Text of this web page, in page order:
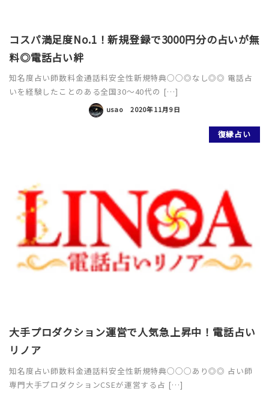
コスパ満足度No.1！新規登録で3000円分の占いが無
料◎電話占い絆
知名度占い師数料金通話料安全性新規特典○○◎なし◎◎ 電話占
いを経験したことのある全国30〜40代の […]
usao 2020年11月9日
復縁占い
大手プロダクション運営で人気急上昇中！電話占い
リノア
知名度占い師数料金通話料安全性新規特典○○○あり◎◎ 占い師
専門大手プロダクションCSEが運営する占 […]